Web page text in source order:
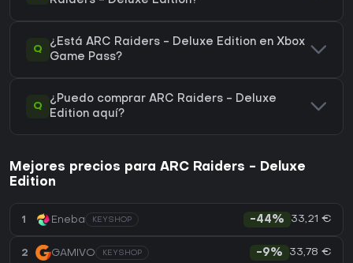
Q
¿Está ARC Raiders - Deluxe Edition en Xbox
Game Pass?
Q
¿Puedo comprar ARC Raiders - Deluxe
Edition aquí?
Mejores precios para ARC Raiders - Deluxe
Edition
1 Eneba KEYSHOP -44% 33,21 €
2 GAMIVO KEYSHOP -9% 33,78 €